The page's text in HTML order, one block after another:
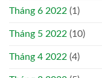
Tháng 6 2022 (1)
Tháng 5 2022 (10)
Tháng 4 2022 (4)